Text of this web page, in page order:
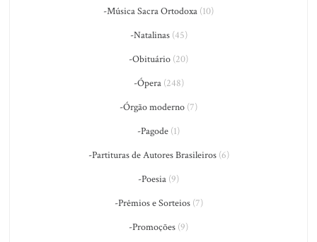
-Música Sacra Ortodoxa (10)
-Natalinas(45)
-Obituário (20)
-Ópera(248)
-Órgão moderno (7)
-Pagode (1)
-Partituras de Autores Brasileiros(6)
-Poesia (9)
-Prêmios e Sorteios(7)
-Promoções (9)